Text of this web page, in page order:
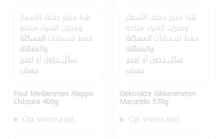
هذا متجر جملة. الأسعار
وميزات الشراء متاحة
فقط للحسابات المسجّلة
والمفعّلة.
سجّل دخول أو افتح
حساب.
Foul Medammes Aleppo
Chtoura 400g
Op voorraad
هذا متجر جملة. الأسعار
وميزات الشراء متاحة
فقط للحسابات المسجّلة
والمفعّلة.
سجّل دخول أو افتح
حساب.
Gekookte Kikkererwten
Macarido 570g
Op voorraad